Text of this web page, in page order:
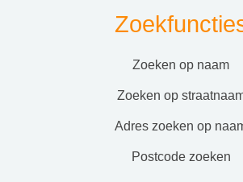
zoeken op naam
zoeken op
adres zoeken op
postcode zoeken